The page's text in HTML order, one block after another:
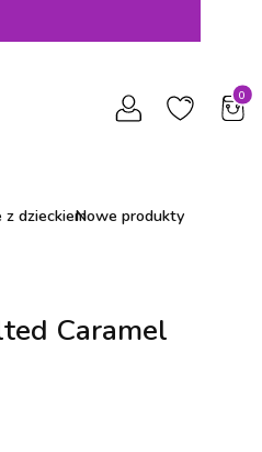
dzieckiemNowe produkty
Caramel